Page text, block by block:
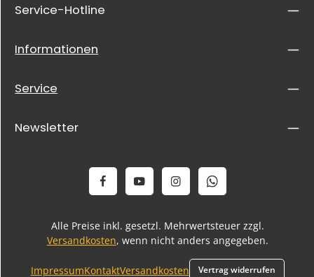
Service-Hotline
Informationen
Service
Newsletter
Alle Preise inkl. gesetzl. Mehrwertsteuer zzgl.
Versandkosten, wenn nicht anders angegeben.
ImpressumKontaktVersandkosten Vertrag widerrufen